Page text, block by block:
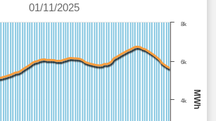
MWh
01/11/2025
4k
6k
8k